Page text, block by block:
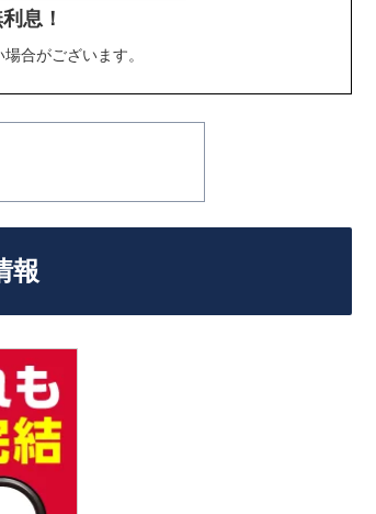
息！
合がございます。
報